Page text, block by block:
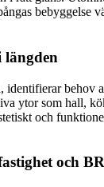
bebyggelse
längden
ytor som hall,
och
och